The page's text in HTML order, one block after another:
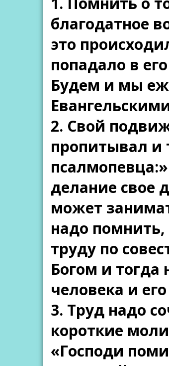
благодатное
это
попадало в
Будем и мы
2. Свой
пропитывал и
делание свое
может
надо помнить,
труду по
Богом и тогда
человека и
3. Труд надо
короткие
«Господи